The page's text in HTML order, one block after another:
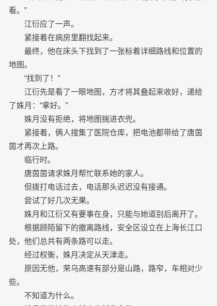
看。”
江衍应了一声。
紧接着在病房里翻找起来。
最终，他在床头下找到了一张标着详细路线和位置的
地图。
“找到了！”
江衍先是看了一眼地图，方才将其叠起来收好，递给
了姝月：“拿好。”
姝月没有拒绝，将地图揣进衣兜。
紧接着，俩人搜集了医院仓库，把电池都带给了唐茵
茵才再次上路。
临行时。
唐茵茵请求姝月帮忙联系她的家人。
但拨打电话过去，电话那头迟迟没有接通。
尝试了好几次无果。
姝月和江衍又有要事在身，只能与她道别后离开了。
根据顾陌留下的撤离路线，安全区设立在上海长江口
处，他们总共有两条路可以走。
经过权衡，姝月决定从天津走。
原因无他，荣乌高速有部分是山路，路窄，车相对少
些。
不知道为什么。